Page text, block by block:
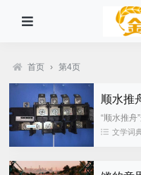
首页 › 第4页
“顺水推
顺势而行
文学词